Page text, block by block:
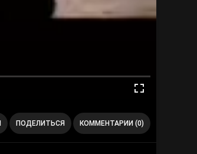
ПОДЕЛИТЬСЯ КОММЕНТАРИИ (0)